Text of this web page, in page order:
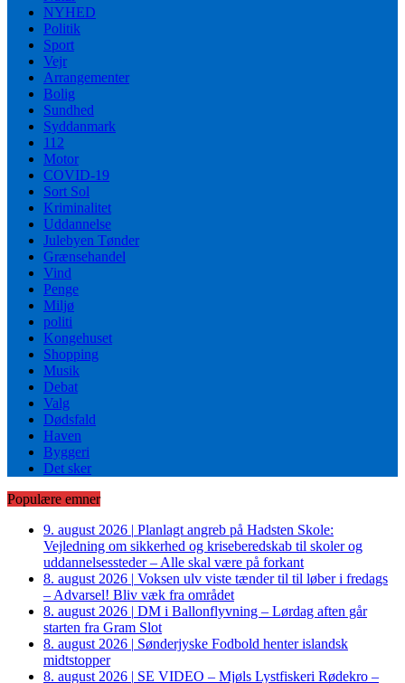
NYHED
Politik
Sport
Vejr
Arrangementer
Bolig
Sundhed
Syddanmark
112
Motor
COVID-19
Sort Sol
Kriminalitet
Uddannelse
Julebyen Tønder
Grænsehandel
Vind
Penge
Miljø
politi
Kongehuset
Shopping
Musik
Debat
Valg
Dødsfald
Haven
Byggeri
Det sker
Populære emner
9. august 2026 | Planlagt angreb på Hadsten Skole:
Vejledning om sikkerhed og kriseberedskab til skoler og
uddannelsessteder – Alle skal være på forkant
8. august 2026 | Voksen ulv viste tænder til til løber i fredags
– Advarsel! Bliv væk fra området
8. august 2026 | DM i Ballonflyvning – Lørdag aften går
starten fra Gram Slot
8. august 2026 | Sønderjyske Fodbold henter islandsk
midtstopper
8. august 2026 | SE VIDEO – Mjøls Lystfiskeri Rødekro –